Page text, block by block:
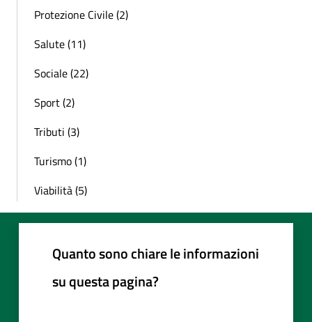
Protezione Civile (2)
Salute (11)
Sociale (22)
Sport (2)
Tributi (3)
Turismo (1)
Viabilità (5)
Quanto sono chiare le informazioni
su questa pagina?